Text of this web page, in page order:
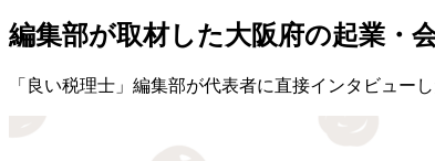
編集部が取材した大阪府の起業・
「良い税理士」編集部が代表者に直接インタビューし